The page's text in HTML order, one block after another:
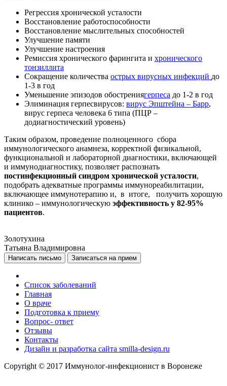
Регрессия хронической усталости
Восстановление работоспособности
Восстановление мыслительных способностей
Улучшение памяти
Улучшение настроения
Ремиссия хронического фарингита и хронического
тонзиллита
Сокращение количества острых вирусных инфекций до
1-3 в год
Уменьшение эпизодов обострениягерпеса до 1-2 в год
Элиминация герпесвирусов: вирус Эпштейна – Барр,
вирус герпеса человека 6 типа (ПЦР –
додиагностический уровень)
Таким образом, проведение полноценного сбора
иммунологического анамнеза, корректной физикальной,
функциональной и лабораторной диагностики, включающей
и иммунодиагностику, позволяет распознать
постинфекционный синдром хронической усталости,
подобрать адекватные программы иммунореабилитации,
включающее иммунотерапию и, в итоге, получить хорошую
клинико – иммунологическую эффективность у 82-95%
пациентов.
Золотухина
Татьяна Владимировна
Список заболеваний
Главная
О враче
Подготовка к приему
Вопрос- ответ
Отзывы
Контакты
Дизайн и разработка сайта smilla-design.ru
Copyright © 2017 Иммунолог-инфекционист в Воронеже